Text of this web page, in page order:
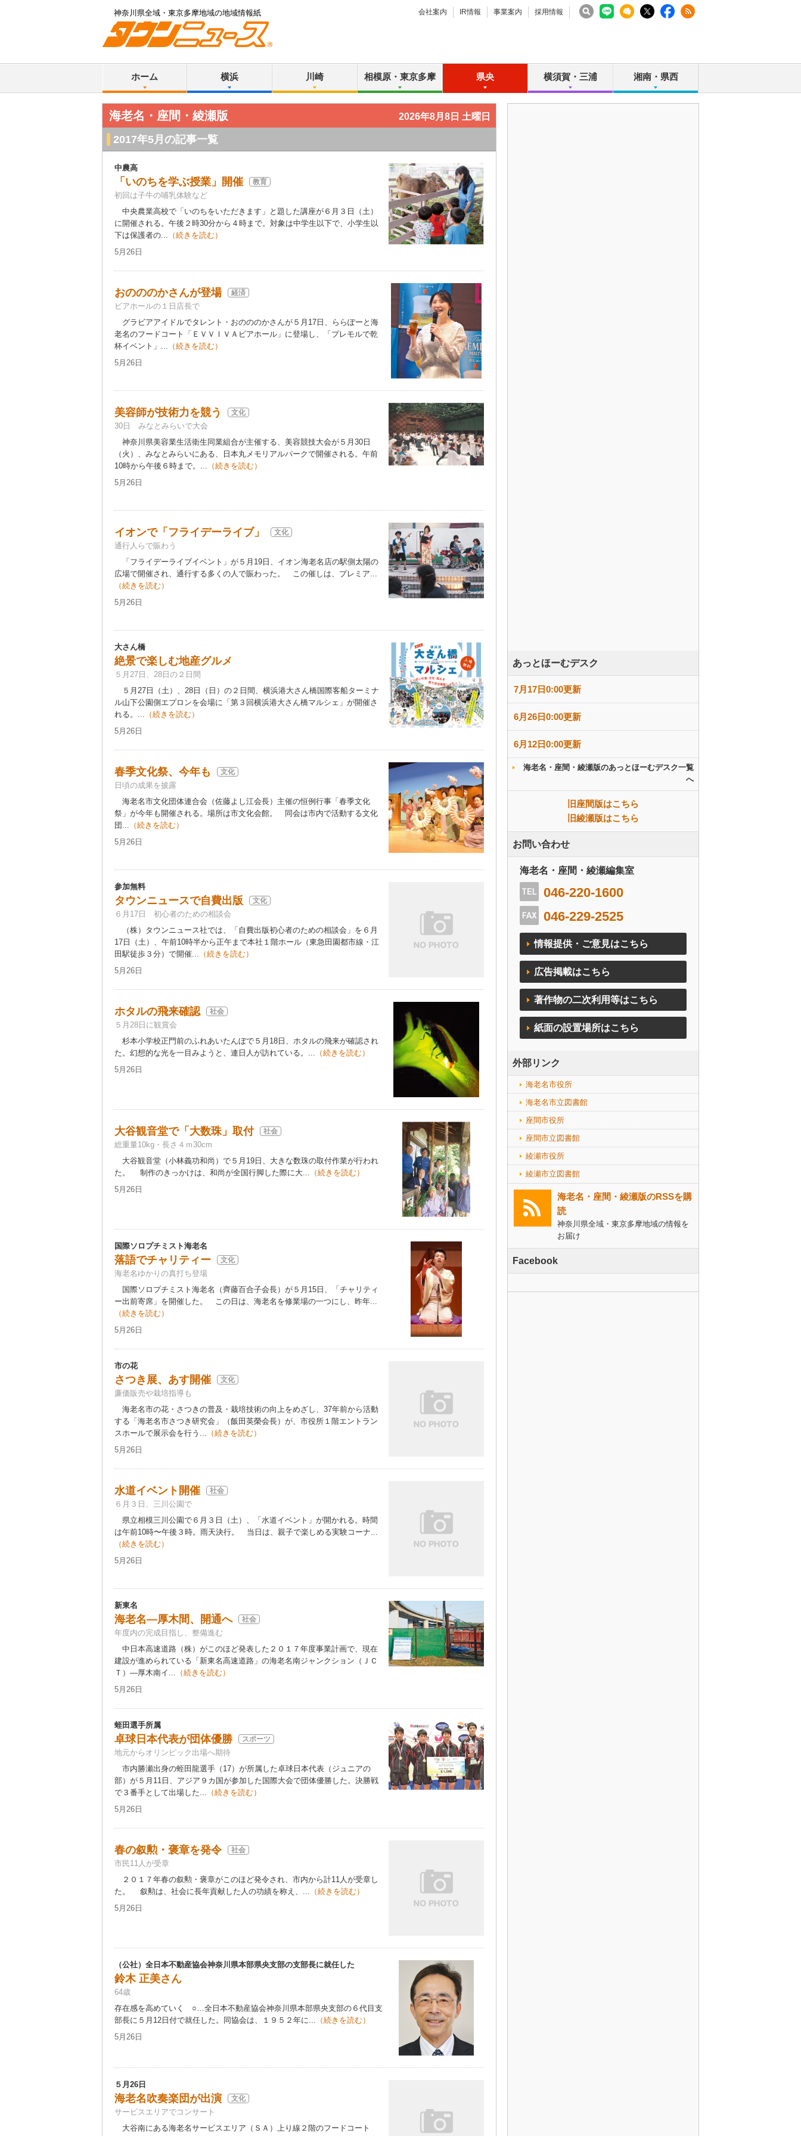
神奈川県全域・東京多摩地域の地域情報紙 会社案内 IR情報 事業案内 採用情報
ホーム 横浜 川崎 相模原・東京多摩 県央 横須賀・三浦 湘南・県西
海老名・座間・綾瀬版 2026年8月8日 土曜日
2017年5月の記事一覧
中農高
「いのちを学ぶ授業」開催 教育
初回は子牛の哺乳体験など
中央農業高校で「いのちをいただきます」と題した講座が６月３日（土）
に開催される。午後２時30分から４時まで。対象は中学生以下で、小学生以
下は保護者の... （続きを読む）
5月26日
おのののかさんが登場 経済
ビアホールの１日店長で
グラビアアイドルでタレント・おのののかさんが５月17日、ららぽーと海
老名のフードコート「ＥＶＶＩＶＡビアホール」に登場し、「プレモルで乾
杯イベント」... （続きを読む）
5月26日
美容師が技術力を競う 文化
30日 みなとみらいで大会
神奈川県美容業生活衛生同業組合が主催する、美容競技大会が５月30日
（火）、みなとみらいにある、日本丸メモリアルパークで開催される。午前
10時から午後６時まで。... （続きを読む）
5月26日
イオンで「フライデーライブ」 文化
通行人らで賑わう
「フライデーライブイベント」が５月19日、イオン海老名店の駅側太陽の
広場で開催され、通行する多くの人で賑わった。 この催しは、プレミア...
（続きを読む）
5月26日
大さん橋
絶景で楽しむ地産グルメ
５月27日、28日の２日間
５月27日（土）、28日（日）の２日間、横浜港大さん橋国際客船ターミナ
ル山下公園側エプロンを会場に「第３回横浜港大さん橋マルシェ」が開催さ
れる。... （続きを読む）
5月26日
春季文化祭、今年も 文化
日頃の成果を披露
海老名市文化団体連合会（佐藤よし江会長）主催の恒例行事「春季文化
祭」が今年も開催される。場所は市文化会館。 同会は市内で活動する文化
団... （続きを読む）
5月26日
参加無料
タウンニュースで自費出版 文化
６月17日 初心者のための相談会
（株）タウンニュース社では、「自費出版初心者のための相談会」を６月
17日（土）、午前10時半から正午まで本社１階ホール（東急田園都市線・江
田駅徒歩３分）で開催... （続きを読む）
5月26日
ホタルの飛来確認 社会
５月28日に観賞会
杉本小学校正門前のふれあいたんぼで５月18日、ホタルの飛来が確認され
た。幻想的な光を一目みようと、連日人が訪れている。... （続きを読む）
5月26日
大谷観音堂で「大数珠」取付 社会
総重量10kg・長さ４ｍ30cm
大谷観音堂（小林義功和尚）で５月19日、大きな数珠の取付作業が行われ
た。 制作のきっかけは、和尚が全国行脚した際に大... （続きを読む）
5月26日
国際ソロプチミスト海老名
落語でチャリティー 文化
海老名ゆかりの真打ち登場
国際ソロプチミスト海老名（齊藤百合子会長）が５月15日、「チャリティ
ー出前寄席」を開催した。 この日は、海老名を修業場の一つにし、昨年...
（続きを読む）
5月26日
市の花
さつき展、あす開催 文化
廉価販売や栽培指導も
海老名市の花・さつきの普及・栽培技術の向上をめざし、37年前から活動
する「海老名市さつき研究会」（飯田英榮会長）が、市役所１階エントラン
スホールで展示会を行う... （続きを読む）
5月26日
水道イベント開催 社会
６月３日、三川公園で
県立相模三川公園で６月３日（土）、「水道イベント」が開かれる。時間
は午前10時〜午後３時。雨天決行。 当日は、親子で楽しめる実験コーナ...
（続きを読む）
5月26日
新東名
海老名―厚木間、開通へ 社会
年度内の完成目指し、整備進む
中日本高速道路（株）がこのほど発表した２０１７年度事業計画で、現在
建設が進められている「新東名高速道路」の海老名南ジャンクション（ＪＣ
Ｔ）―厚木南イ... （続きを読む）
5月26日
蛭田選手所属
卓球日本代表が団体優勝 スポーツ
地元からオリンピック出場へ期待
市内勝瀬出身の蛭田龍選手（17）が所属した卓球日本代表（ジュニアの
部）が５月11日、アジア９カ国が参加した国際大会で団体優勝した。決勝戦
で３番手として出場した... （続きを読む）
5月26日
春の叙勲・褒章を発令 社会
市民11人が受章
２０１７年春の叙勲・褒章がこのほど発令され、市内から計11人が受章し
た。 叙勲は、社会に長年貢献した人の功績を称え、... （続きを読む）
5月26日
（公社）全日本不動産協会神奈川県本部県央支部の支部長に就任した
鈴木 正美さん
64歳
存在感を高めていく ○…全日本不動産協会神奈川県本部県央支部の６代目支
部長に５月12日付で就任した。同協会は、１９５２年に... （続きを読む）
5月26日
５月26日
海老名吹奏楽団が出演 文化
サービスエリアでコンサート
大谷南にある海老名サービスエリア（ＳＡ）上り線２階のフードコート
あっとほーむデスク
7月17日0:00更新
6月26日0:00更新
6月12日0:00更新
海老名・座間・綾瀬版のあっとほーむデスク一覧
へ
旧座間版はこちら
旧綾瀬版はこちら
お問い合わせ
海老名・座間・綾瀬編集室
046-220-1600
046-229-2525
情報提供・ご意見はこちら
広告掲載はこちら
著作物の二次利用等はこちら
紙面の設置場所はこちら
外部リンク
海老名市役所
海老名市立図書館
座間市役所
座間市立図書館
綾瀬市役所
綾瀬市立図書館
海老名・座間・綾瀬版のRSSを購
読
神奈川県全域・東京多摩地域の情報を
お届け
Facebook